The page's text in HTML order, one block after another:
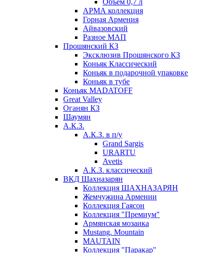
Объем 0,7 л
АРМА коллекция
Горная Армения
Айвазовский
Разное МАП
Прошянский КЗ
Эксклюзив Прошянского КЗ
Коньяк Классический
Коньяк в подарочной упаковке
Коньяк в тубе
Коньяк MADATOFF
Great Valley
Оганян КЗ
Шаумян
А.К.З.
А.К.З. в п/у
Grand Sargis
URARTU
Avetis
А.К.З. классический
ВКД Шахназарян
Коллекция ШАХНАЗАРЯН
Жемчужина Армении
Коллекция Гаясон
Коллекция "Премиум"
Армянская мозаика
Mustang. Mountain
MAUTAIN
Коллекция "Паракар"